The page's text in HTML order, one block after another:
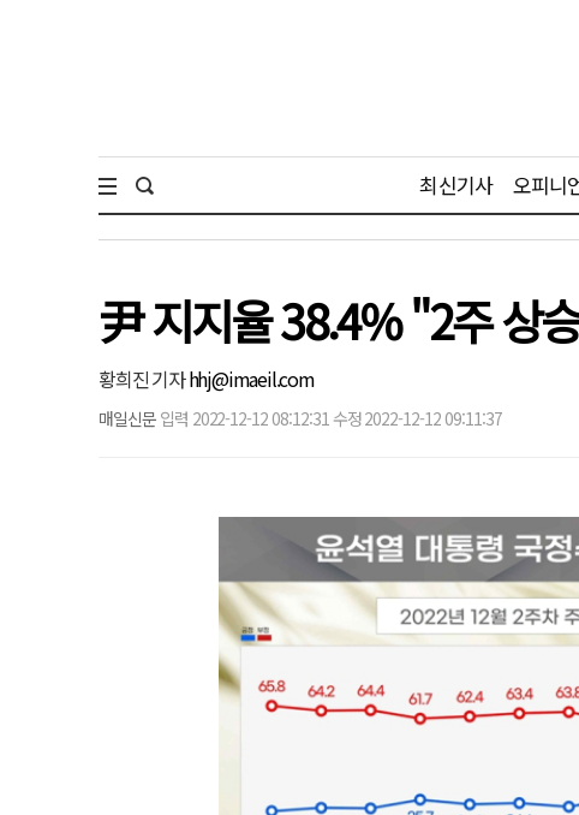
최신기사 오피니
尹 지지율 38.4% "2주 상
황희진 기자hhj@imaeil.com
매일신문 입력 2022-12-12 08:12:31 수정 2022-12-12 09:11:37